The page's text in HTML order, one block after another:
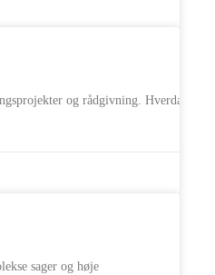
og rådgivning. Hverdagen
sager og høje